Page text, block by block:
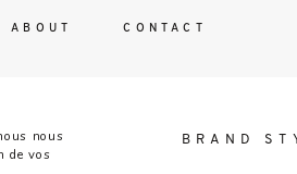
ABOUT CONTACT
nous
de vos
BRAND